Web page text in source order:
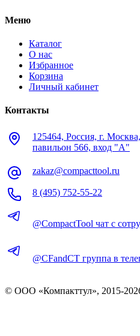
Меню
Каталог
О нас
Избранное
Корзина
Личный кабинет
Контакты
125464, Россия, г.
павильон 566, вход "А"
zakaz@compacttool.ru
8 (495) 752-55-22
@CompactTool чат с
@CFandCT группа в
© OOO «Компакттул», 2015-